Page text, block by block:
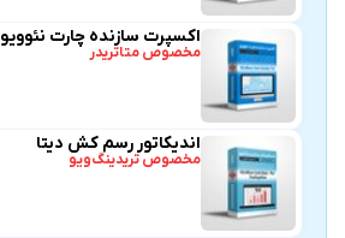
اکسپرت سازنده چارت نئوویو
مخصوص متاتریدر
اندیکاتور رسم کش دیتا
مخصوص تریدینگ‌ویو